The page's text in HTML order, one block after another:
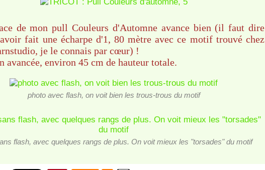
de mon pull Couleurs d'Automne avance bien (il faut dire
fait une écharpe d'1, 80 mètre avec ce motif trouvé chez
je le connais par cœur) !
avancée, environ 45 cm de hauteur totale.
photo avec flash, on voit bien les trous-trous du motif
flash, avec quelques rangs de plus. On voit mieux les "torsades" du motif